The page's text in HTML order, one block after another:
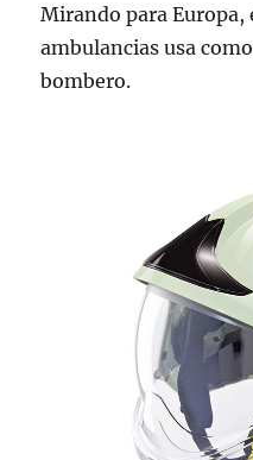
Mirando para Europa,
ambulancias usa
bombero.